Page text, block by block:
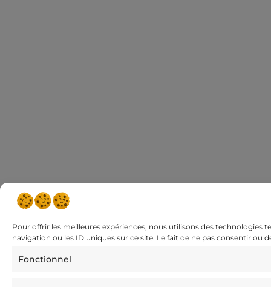
Pour offrir les meilleures expériences, nous utilisons des
navigation ou les ID uniques sur ce site. Le fait de ne pas consentir
Fonctionnel